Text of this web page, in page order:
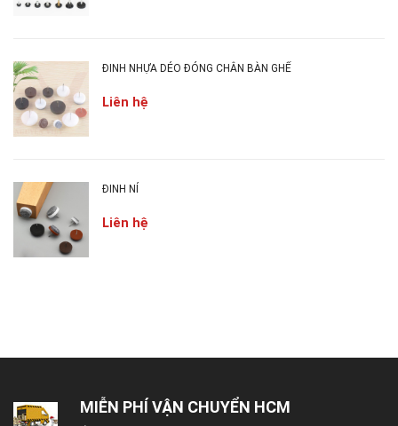
Trụ Sở Đăng Ký: Số 44, đường 24B, An Phú
Quận 2. Tp. Hồ Chí Minh
Chi Nhánh Miền Trung: 17 Nguyễn Huệ, Thị
Trấn Phú Phong, Tây Sơn, Bình Định
VỚI THẬT NHIỀU ĐƠN HÀNG THÀNH CÔNG
ĐINH NHỰA DẺO ĐÓNG CHÂN BÀN GHẾ
Liên hệ
ĐINH NỈ
Liên hệ
MIỄN PHÍ VẬN CHUYỂN HCM